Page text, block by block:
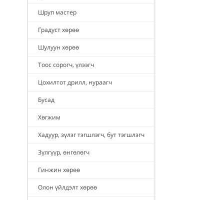
Шруп мастер
Градуст хөрөө
Шулуун хөрөө
Тоос сорогч, үлээгч
Цохилтот дрилл, нураагч
Бусад
Хөгжим
Хадуур, зүлэг тэгшлэгч, бут тэгшлэгч
Зүлгүүр, өнгөлөгч
Гинжин хөрөө
Олон үйлдэлт хөрөө